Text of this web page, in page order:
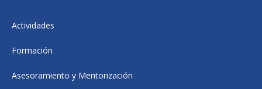
Actividades
Formación
Asesoramiento y Mentorización